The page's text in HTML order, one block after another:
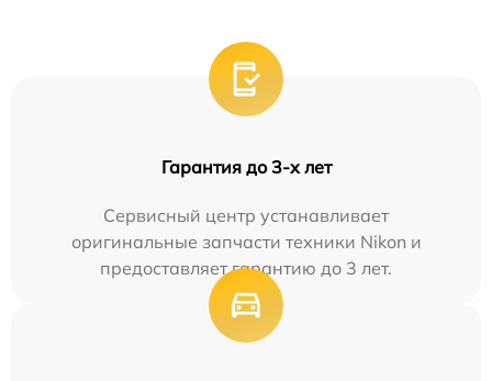
Гарантия до 3-х лет
Сервисный центр устанавливает
оригинальные запчасти техники Nikon и
предоставляет гарантию до 3 лет.